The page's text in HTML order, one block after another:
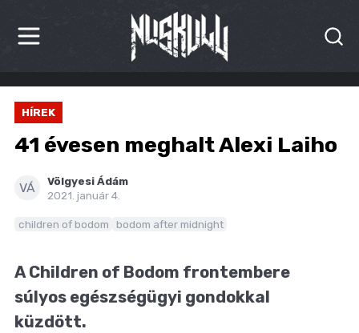
HÍREK
KRITIKÁK
INTERJÚK
KULT
MÁSVILÁG
HÍREK
41 évesen meghalt Alexi Laiho
VÁ
Völgyesi Ádám
2021. január 4.
children of bodom bodom after midnight
A Children of Bodom frontembere
súlyos egészségügyi gondokkal
küzdött.